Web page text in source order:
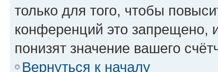
только для того, чтобы
конференций это запрещено,
понизят значение вашего
Вернуться к началу